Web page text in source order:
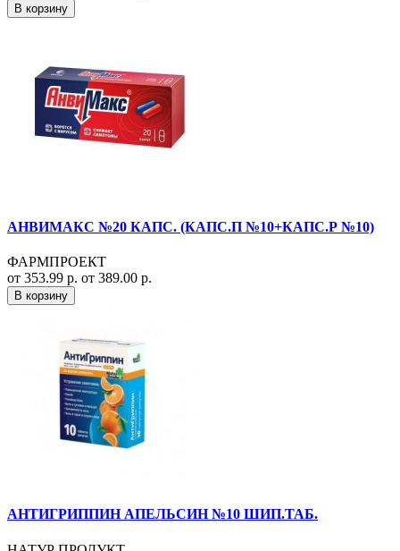
В корзину
АНВИМАКС №20 КАПС. (КАПС.П №10+КАПС.Р №10)
ФАРМПРОЕКТ
от 353.99 р. от 389.00 р.
В корзину
АНТИГРИППИН АПЕЛЬСИН №10 ШИП.ТАБ.